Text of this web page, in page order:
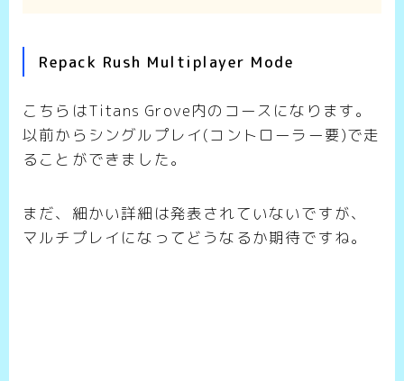
Repack Rush Multiplayer Mode
こちらはTitans Grove内のコースになります。
以前からシングルプレイ(コントローラー要)で走
ることができました。
まだ、細かい詳細は発表されていないですが、
マルチプレイになってどうなるか期待ですね。